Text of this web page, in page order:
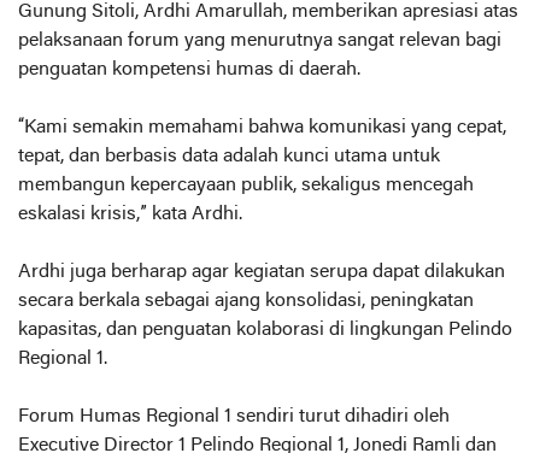
Gunung Sitoli, Ardhi Amarullah, memberikan apresiasi atas
pelaksanaan forum yang menurutnya sangat relevan bagi
penguatan kompetensi humas di daerah.
“Kami semakin memahami bahwa komunikasi yang cepat,
tepat, dan berbasis data adalah kunci utama untuk
membangun kepercayaan publik, sekaligus mencegah
eskalasi krisis,” kata Ardhi.
Ardhi juga berharap agar kegiatan serupa dapat dilakukan
secara berkala sebagai ajang konsolidasi, peningkatan
kapasitas, dan penguatan kolaborasi di lingkungan Pelindo
Regional 1.
Forum Humas Regional 1 sendiri turut dihadiri oleh
Executive Director 1 Pelindo Regional 1, Jonedi Ramli dan